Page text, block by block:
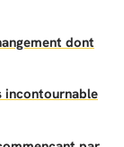
dont
incontournable